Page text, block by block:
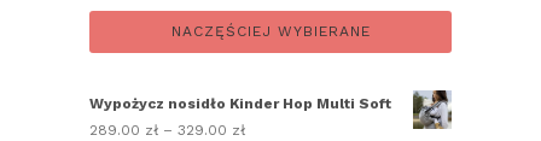
NACZĘŚCIEJ WYBIERANE
Wypożycz nosidło Kinder Hop Multi Soft
289.00 zł – 329.00 zł